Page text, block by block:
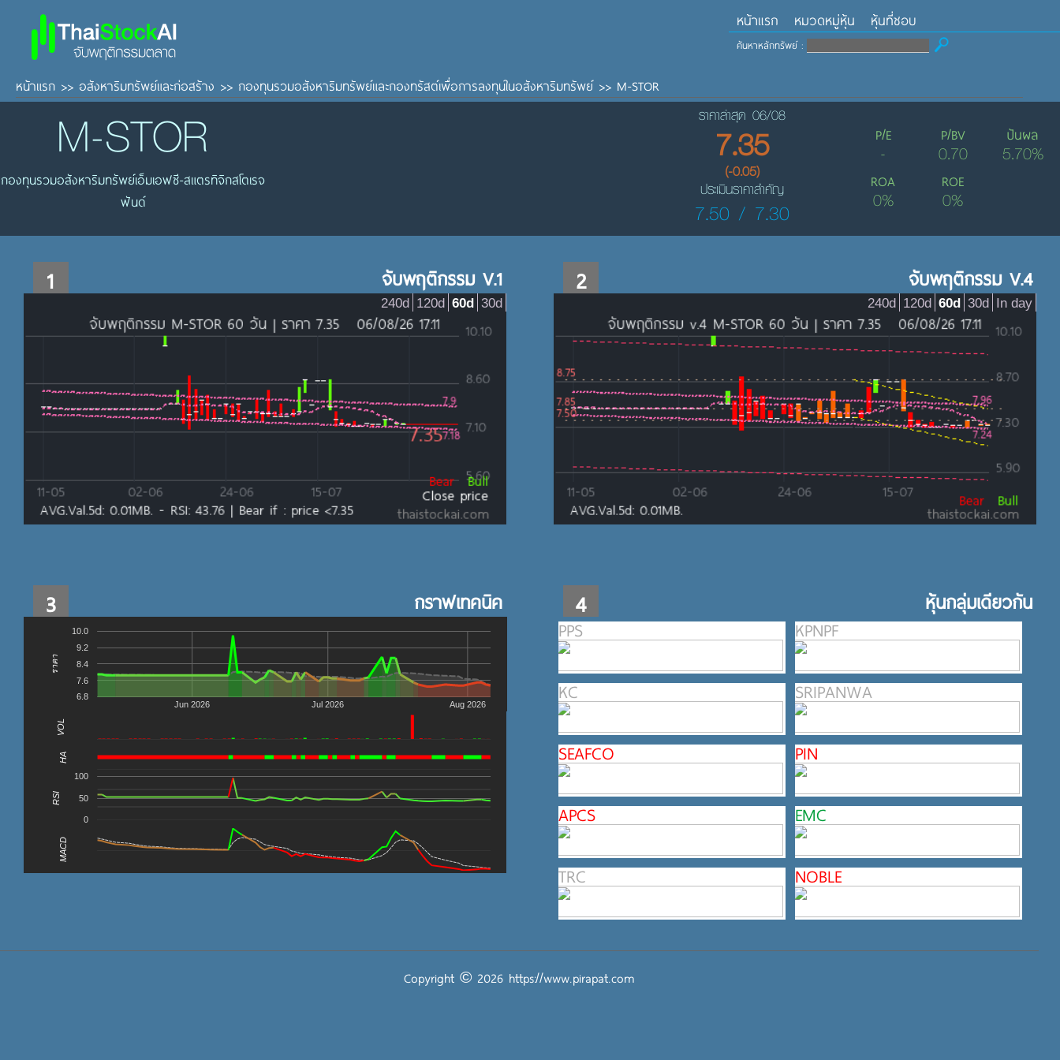
หน้าแรก หมวดหมู่หุ้น หุ้นที่ชอบ
ค้นหาหลักทรัพย์ :
หน้าแรก >> อสังหาริมทรัพย์และก่อสร้าง >> กองทุนรวมอสังหาริมทรัพย์และกองทรัสต์เพื่อการลงทุนในอสังหาริมทรัพย์>> M-STOR
M-STOR
กองทุนรวมอสังหาริมทรัพย์เอ็มเอฟซี-สแตรทิจิกสโตเรจ
ฟันด์
ราคาล่าสุด 06/08
7.35
(-0.05)
ประเมินราคาสำคัญ
7.50 / 7.30
P/E
-
P/BV
0.70
ปันผล
5.70%
ROA
0%
ROE
0%
1 จับพฤติกรรม V.1
30d
60d
120d
240d
2 จับพฤติกรรม V.4
In day
30d
60d
120d
240d
3 กราฟเทคนิค
Jun 2026 Jul 2026 Aug 2026
6.8
7.6
8.4
9.2
10.0
ราคา
VOL
HA
0
50
100
RSI
MACD
4 หุ้นกลุ่มเดียวกัน
PPS KPNPF
KC SRIPANWA
SEAFCO PIN
APCS EMC
TRC NOBLE
Copyright © 2026 https://www.pirapat.com